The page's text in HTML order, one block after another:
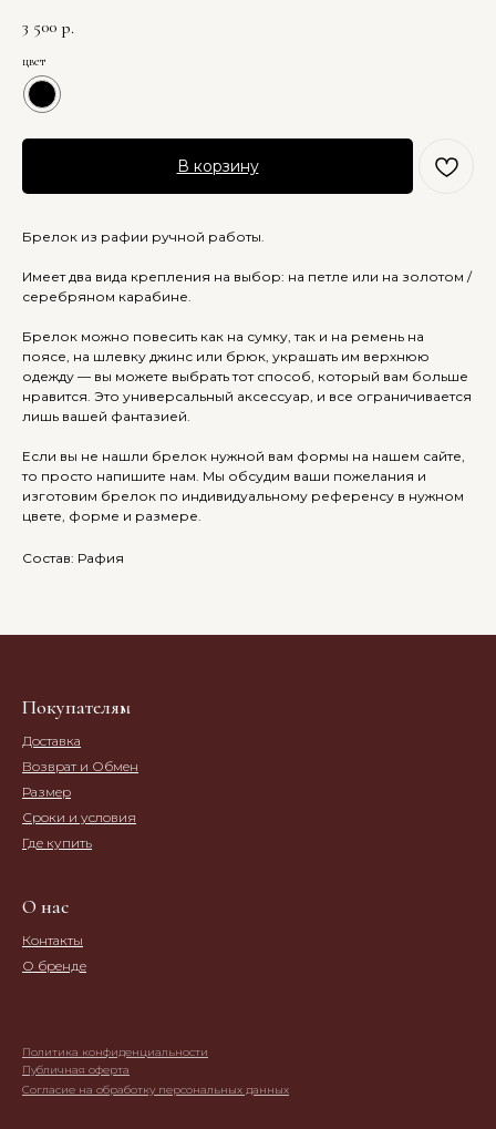
3 500 р.
цвет
В корзину
Брелок из рафии ручной работы.
Имеет два вида крепления на выбор: на петле или на золотом /
серебряном карабине.
Брелок можно повесить как на сумку, так и на ремень на
поясе, на шлевку джинс или брюк, украшать им верхнюю
одежду — вы можете выбрать тот способ, который вам больше
нравится. Это универсальный аксессуар, и все ограничивается
лишь вашей фантазией.
Если вы не нашли брелок нужной вам формы на нашем сайте,
то просто напишите нам. Мы обсудим ваши пожелания и
изготовим брелок по индивидуальному референсу в нужном
цвете, форме и размере.
Состав: Рафия
Политика конфиденциальности
Публичная оферта
О нас
Покупателям
Контакты
О бренде
Где купить
Доставка
Возврат и Обмен
Размер
Сроки и условия
Согласие на обработку персональных данных